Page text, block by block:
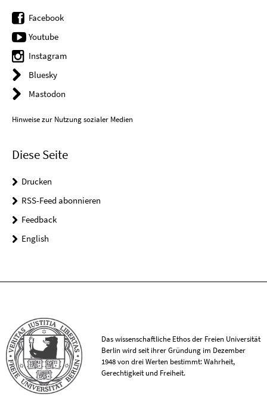
Facebook
Youtube
Instagram
Bluesky
Mastodon
Hinweise zur Nutzung sozialer Medien
Diese Seite
Drucken
RSS-Feed abonnieren
Feedback
English
Das wissenschaftliche Ethos der Freien Universität
Berlin wird seit ihrer Gründung im Dezember
1948 von drei Werten bestimmt: Wahrheit,
Gerechtigkeit und Freiheit.